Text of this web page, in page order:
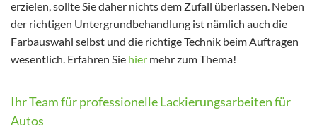
erzielen, sollte Sie daher nichts dem Zufall überlassen. Neben
der richtigen Untergrundbehandlung ist nämlich auch die
Farbauswahl selbst und die richtige Technik beim Auftragen
wesentlich. Erfahren Sie hier mehr zum Thema!
Ihr Team für professionelle Lackierungsarbeiten für
Autos